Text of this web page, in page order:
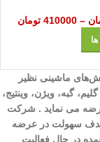
–
410000 تومان
ماشینی نظیر
شانه، 1000 شانه، 1200 شانه، گلیم، گبه، ویژن، وینتیج،
عرضه می نماید . شرکت
با سابقه درخشان 30 ساله با هدف سهولت در عرضه
در حال فعالیت